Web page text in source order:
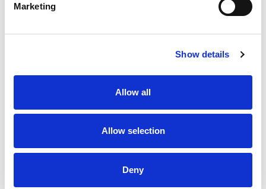
Marketing
Show details
Allow all
Allow selection
Deny